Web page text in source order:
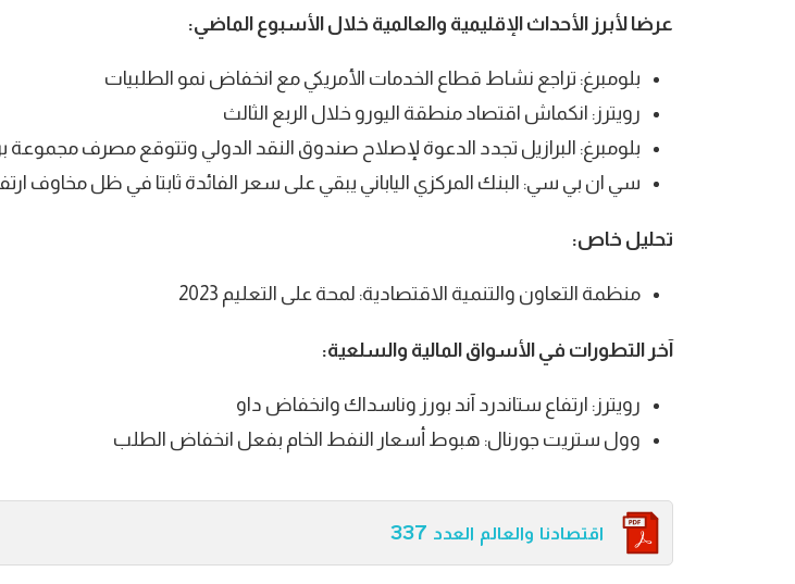
عرضا لأبرز الأحداث الإقليمية والعالمية خلال الأسبوع الماضي:
بلومبرغ: تراجع نشاط قطاع الخدمات الأمريكي مع انخفاض نمو الطلبيات
رويترز: انكماش اقتصاد منطقة اليورو خلال الربع الثالث
بلومبرغ: البرازيل تجدد الدعوة لإصلاح صندوق النقد الدولي وتتوقع مصرف
سي ان بي سي: البنك المركزي الياباني يبقي على سعر الفائدة ثابتا في ظل مخاوف
تحليل خاص:
منظمة التعاون والتنمية الاقتصادية: لمحة على التعليم 2023
آخر التطورات في الأسواق المالية والسلعية:
رويترز: ارتفاع ستاندرد آند بورز وناسداك وانخفاض داو
وول ستريت جورنال: هبوط أسعار النفط الخام بفعل انخفاض الطلب
اقتصادنا والعالم العدد 337